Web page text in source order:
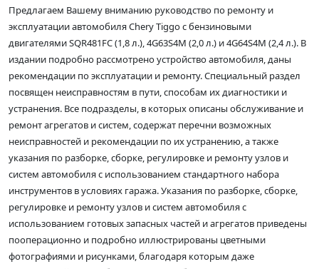
Предлагаем Вашему вниманию руководство по ремонту и
эксплуатации автомобиля Chery Tiggo с бензиновыми
двигателями SQR481FC (1,8 л.), 4G63S4M (2,0 л.) и 4G64S4M (2,4 л.). В
издании подробно рассмотрено устройство автомобиля, даны
рекомендации по эксплуатации и ремонту. Специальный раздел
посвящен неисправностям в пути, способам их диагностики и
устранения. Все подразделы, в которых описаны обслуживание и
ремонт агрегатов и систем, содержат перечни возможных
неисправностей и рекомендации по их устранению, а также
указания по разборке, сборке, регулировке и ремонту узлов и
систем автомобиля с использованием стандартного набора
инструментов в условиях гаража. Указания по разборке, сборке,
регулировке и ремонту узлов и систем автомобиля с
использованием готовых запасных частей и агрегатов приведены
пооперационно и подробно иллюстрированы цветными
фотографиями и рисунками, благодаря которым даже